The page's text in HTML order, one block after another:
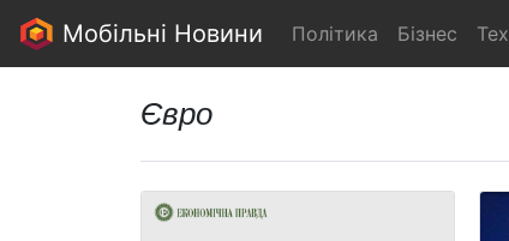
Мобільні Новини Політика Бізнес
Євро